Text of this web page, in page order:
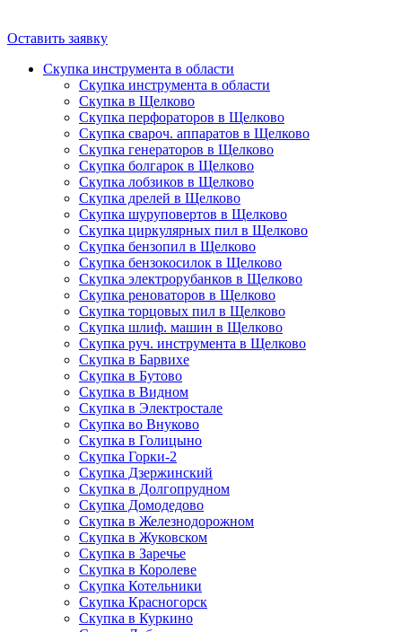
Оставить заявку
Скупка инструмента в области
Скупка инструмента в области
Скупка в Щелково
Скупка перфораторов в Щелково
Скупка свароч. аппаратов в Щелково
Скупка генераторов в Щелково
Скупка болгарок в Щелково
Скупка лобзиков в Щелково
Скупка дрелей в Щелково
Скупка шуруповертов в Щелково
Скупка циркулярных пил в Щелково
Скупка бензопил в Щелково
Скупка бензокосилок в Щелково
Скупка электрорубанков в Щелково
Скупка реноваторов в Щелково
Скупка торцовых пил в Щелково
Скупка шлиф. машин в Щелково
Скупка руч. инструмента в Щелково
Скупка в Барвихе
Скупка в Бутово
Скупка в Видном
Скупка в Электростале
Скупка во Внуково
Скупка в Голицыно
Скупка Горки-2
Скупка Дзержинский
Скупка в Долгопрудном
Скупка Домодедово
Скупка в Железнодорожном
Скупка в Жуковском
Скупка в Заречье
Скупка в Королеве
Скупка Котельники
Скупка Красногорск
Скупка в Куркино